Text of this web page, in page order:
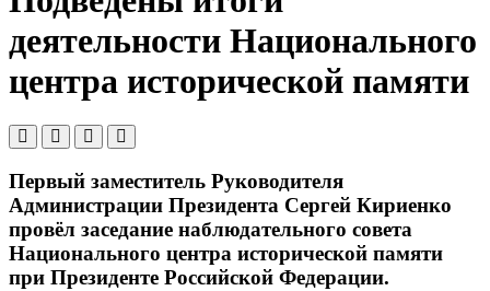
деятельности Национального
центра исторической памяти
Первый заместитель Руководителя
Администрации Президента Сергей Кириенко
провёл заседание наблюдательного совета
Национального центра исторической памяти
при Президенте Российской Федерации.